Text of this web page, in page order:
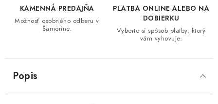
KAMENNÁ PREDAJŇA
Možnosť osobného odberu v
Šamoríne.
PLATBA ONLINE ALEBO NA
DOBIERKU
Vyberte si spôsob platby, ktorý
vám vyhovuje.
Popis